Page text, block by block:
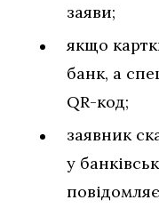
заяви;
якщо
банк, а
QR-код;
заявник
у